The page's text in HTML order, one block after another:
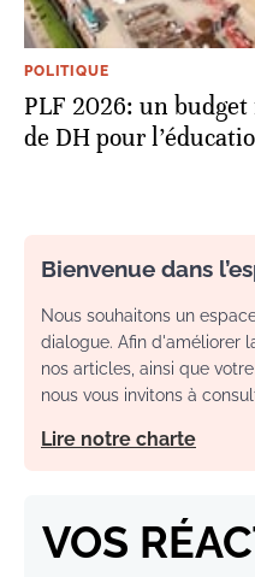
POLITIQUE
PLF 2026: un
de DH pour
Bienvenue dans
Nous souhaitons un
dialogue. Afin d'améliorer
nos articles, ainsi que
nous vous invitons à
Lire notre charte
VOS